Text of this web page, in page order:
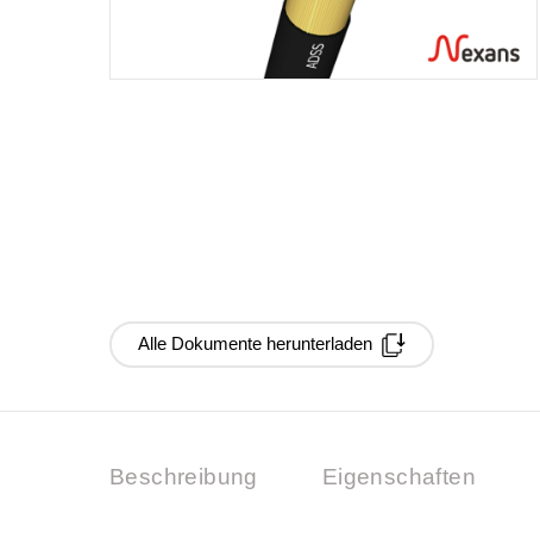
Alle Dokumente herunterladen
Beschreibung Eigenschaften